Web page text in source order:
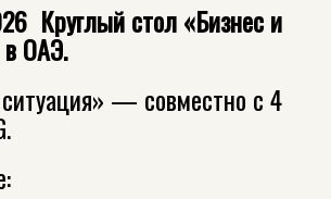
Круглый стол «Бизнес и
ОАЭ.
— совместно с 4